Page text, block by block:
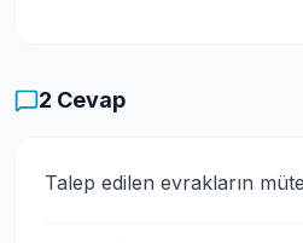
2 Cevap
Talep edilen evrakların